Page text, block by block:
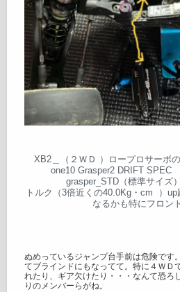
XB2＿（２ＷＤ ）ロープロサーボ
one10 Grasper2 DRIFT SPEC
grasper_STD（標準サイズ
トルク（3倍近くの40.0Kg・cm ）
なるかも特にフロン
ぬめっているジャンプ台手前は危険です
てブラインドにもなってて。特に４ＷＤ
れたり、ギア欠けたり・・・なんて恐ろ
りのメンバーらがね。